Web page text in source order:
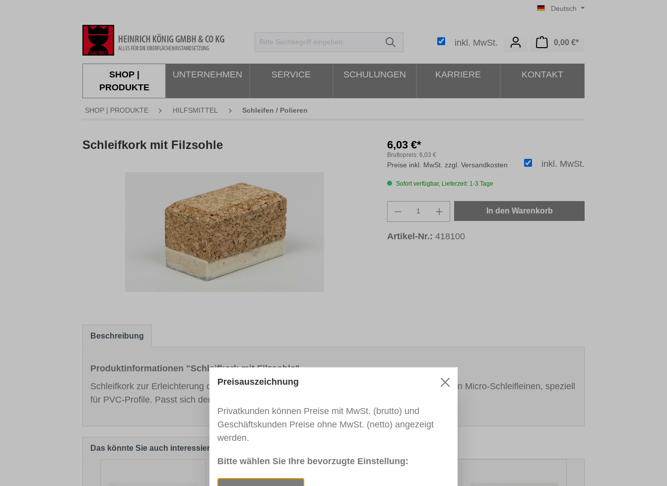
Deutsch
inkl. MwSt. 0,00 €*Warenkorb enthält 0
SHOP |
PRODUKTE
UNTERNEHMEN SERVICE SCHULUNGEN KARRIERE KONTAKT
SHOP | PRODUKTE HILFSMITTEL Schleifen / Polieren
Schleifkork mit Filzsohle 6,03 €*
Bruttopreis: 6,03 €
inkl. MwSt.
Preise inkl. MwSt. zzgl. Versandkosten
Sofort verfügbar, Lieferzeit: 1-3 Tage
Produkt Anzahl: Gib den gewünschten Wert ein
In den Warenkorb
Artikel-Nr.: 418100
Beschreibung
Produktinformationen "Schleifkork mit Filzsohle"
Schleifkork zur Erleichterung der Arbeit mit Schleifpapieren. Mit Filzsohle zur Verarbeitung von Micro-Schleifleinen, speziell
für PVC-Profile. Passt sich der leicht gewölbten Profiloberflächen an. Größe: 60x33x39 mm
Das könnte Sie auch interessieren
Preisauszeichnung
Privatkunden können Preise mit MwSt. (brutto) und
Geschäftskunden Preise ohne MwSt. (netto) angezeigt
werden.
Bitte wählen Sie Ihre bevorzugte Einstellung: